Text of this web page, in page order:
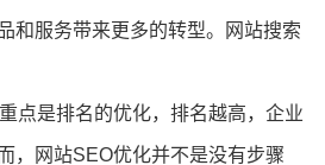
和服务带来更多的转型。网站搜索
点是排名的优化，排名越高，企业
，网站SEO优化并不是没有步骤